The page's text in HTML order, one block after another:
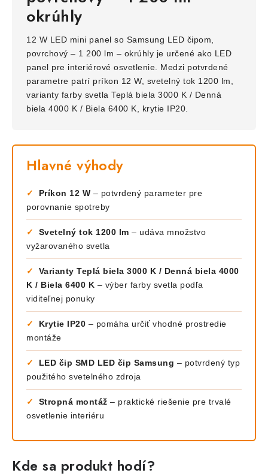
okrúhly
12 W LED mini panel so Samsung LED čipom,
povrchový – 1 200 lm – okrúhly je určené ako LED
panel pre interiérové osvetlenie. Medzi potvrdené
parametre patrí príkon 12 W, svetelný tok 1200 lm,
varianty farby svetla Teplá biela 3000 K / Denná
biela 4000 K / Biela 6400 K, krytie IP20.
Hlavné výhody
✓ Príkon 12 W – potvrdený parameter pre
porovnanie spotreby
✓ Svetelný tok 1200 lm – udáva množstvo
vyžarovaného svetla
✓
Varianty Teplá biela 3000 K / Denná biela 4000
K / Biela 6400 K – výber farby svetla podľa
viditeľnej ponuky
✓ Krytie IP20 – pomáha určiť vhodné prostredie
montáže
✓ LED čip SMD LED čip Samsung – potvrdený typ
použitého svetelného zdroja
✓ Stropná montáž – praktické riešenie pre trvalé
osvetlenie interiéru
Kde sa produkt hodí?